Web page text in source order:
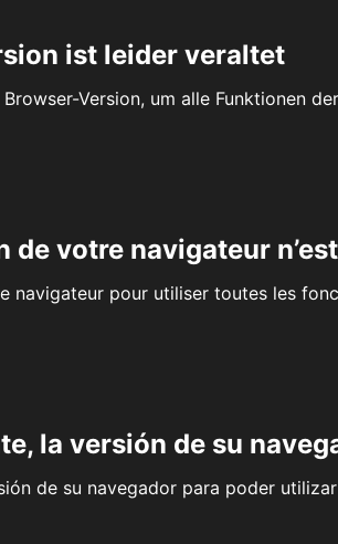
ist leider veraltet
Version, um alle Funktionen
de votre navigateur
navigateur pour utiliser toutes les
la versión de su
de su navegador para poder